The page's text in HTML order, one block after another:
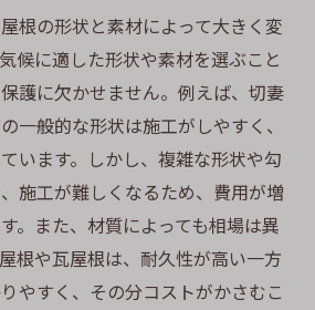
根の形状と素材によって大きく変
候に適した形状や素材を選ぶこと
護に欠かせません。例えば、切妻
一般的な形状は施工がしやすく、
います。しかし、複雑な形状や勾
施工が難しくなるため、費用が増
。また、材質によっても相場は異
根や瓦屋根は、耐久性が高い一方
やすく、その分コストがかさむこ